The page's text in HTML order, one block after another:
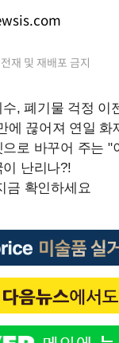
재 및 재배포 금지